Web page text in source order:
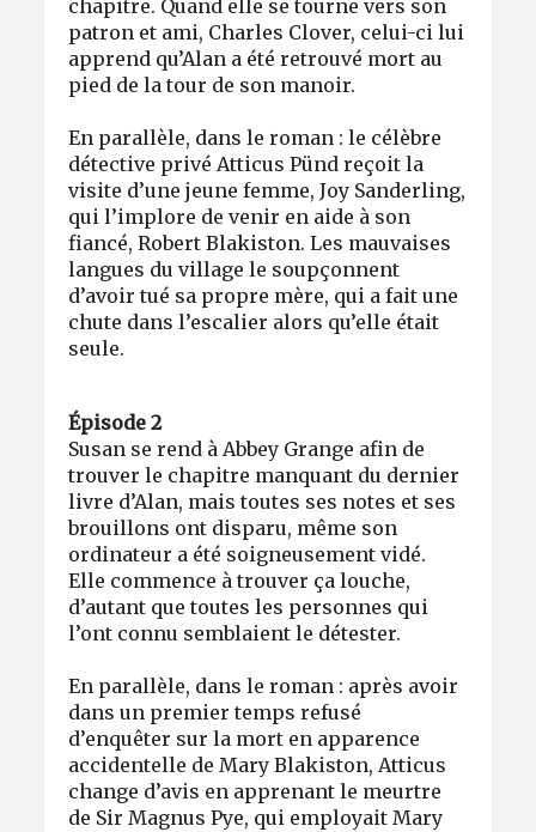
chapitre. Quand elle se tourne vers son
patron et ami, Charles Clover, celui-ci lui
apprend qu’Alan a été retrouvé mort au
pied de la tour de son manoir.
En parallèle, dans le roman : le célèbre
détective privé Atticus Pünd reçoit la
visite d’une jeune femme, Joy Sanderling,
qui l’implore de venir en aide à son
fiancé, Robert Blakiston. Les mauvaises
langues du village le soupçonnent
d’avoir tué sa propre mère, qui a fait une
chute dans l’escalier alors qu’elle était
seule.
Épisode 2
Susan se rend à Abbey Grange afin de
trouver le chapitre manquant du dernier
livre d’Alan, mais toutes ses notes et ses
brouillons ont disparu, même son
ordinateur a été soigneusement vidé.
Elle commence à trouver ça louche,
d’autant que toutes les personnes qui
l’ont connu semblaient le détester.
En parallèle, dans le roman : après avoir
dans un premier temps refusé
d’enquêter sur la mort en apparence
accidentelle de Mary Blakiston, Atticus
change d’avis en apprenant le meurtre
de Sir Magnus Pye, qui employait Mary